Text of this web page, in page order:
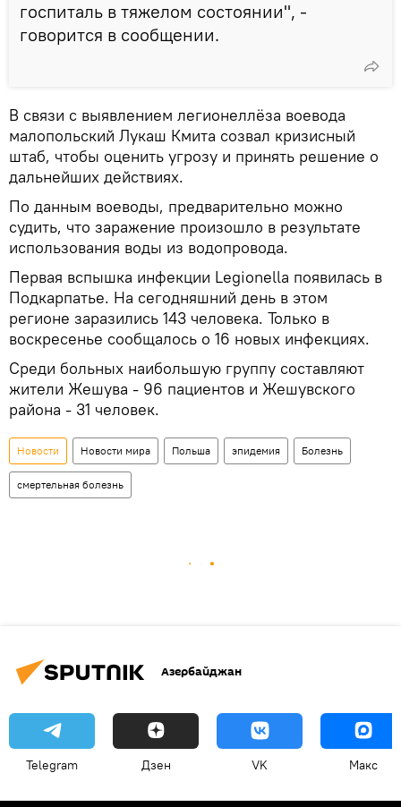
госпиталь в тяжелом состоянии", -
говорится в сообщении.
В связи с выявлением легионеллёза воевода
малопольский Лукаш Кмита созвал кризисный
штаб, чтобы оценить угрозу и принять решение о
дальнейших действиях.
По данным воеводы, предварительно можно
судить, что заражение произошло в результате
использования воды из водопровода.
Первая вспышка инфекции Legionella появилась в
Подкарпатье. На сегодняшний день в этом
регионе заразились 143 человека. Только в
воскресенье сообщалось о 16 новых инфекциях.
Среди больных наибольшую группу составляют
жители Жешува - 96 пациентов и Жешувского
района - 31 человек.
Новости Новости мира Польша эпидемия Болезнь
смертельная болезнь
Азербайджан
Telegram Дзен VK Макс